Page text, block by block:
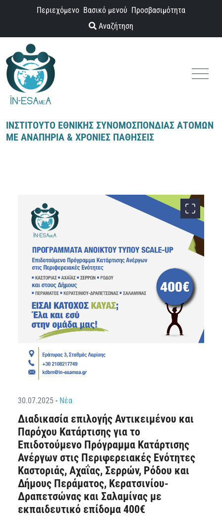
Παράκαμψη προς το περιεχόμενο
Περιεχόμενο Βασικό μενού Προσβασιμότητα
Αναζήτηση
ΙΝΣΤΙΤΟΥΤΟ ΕΘΝΙΚΗΣ ΣΥΝΟΜΟΣΠΟΝΔΙΑΣ ΑΤΟΜΩΝ
ΜΕ ΑΝΑΠΗΡΙΑ & ΧΡΟΝΙΕΣ ΠΑΘΗΣΕΙΣ
30.07.2025 - Νέα
Διαδικασία επιλογής Αντικειμένου και
Παρόχου Κατάρτισης για το
Επιδοτούμενο Πρόγραμμα Κατάρτισης
Ανέργων στις Περιφερειακές Ενότητες
Καστοριάς, Αχαΐας, Σερρών, Ρόδου και
Δήμους Περάματος, Κερατσινίου-
Δραπετσώνας και Σαλαμίνας με
εκπαιδευτικό επίδομα 400€